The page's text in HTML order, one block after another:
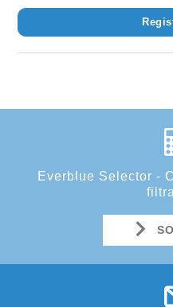
Everblue Selector -